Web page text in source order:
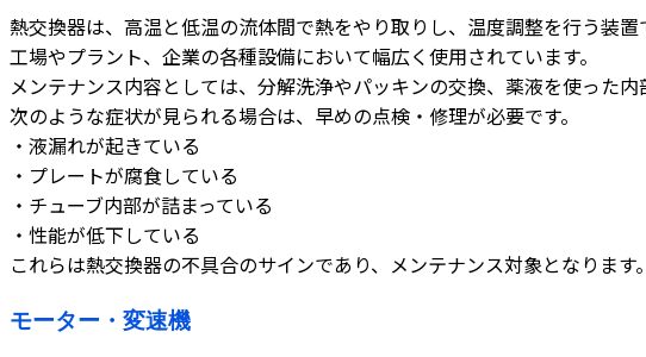
熱交換器は、高温と低温の流体間で熱をやり取りし、温度調整を行う装置
工場やプラント、企業の各種設備において幅広く使用されています。
メンテナンス内容としては、分解洗浄やパッキンの交換、薬液を使った
次のような症状が見られる場合は、早めの点検・修理が必要です。
・液漏れが起きている
・プレートが腐食している
・チューブ内部が詰まっている
・性能が低下している
これらは熱交換器の不具合のサインであり、メンテナンス対象となります。
モーター・変速機